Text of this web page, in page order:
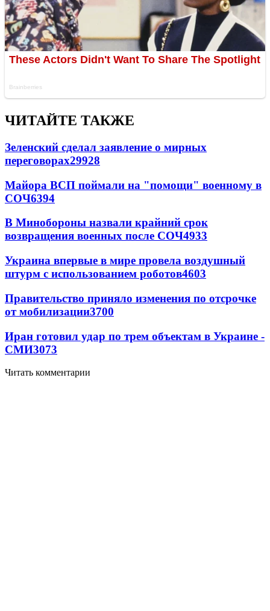
ЧИТАЙТЕ ТАКЖЕ
Зеленский сделал заявление о мирных
переговорах29928
Майора ВСП поймали на "помощи" военному в
СОЧ6394
В Минобороны назвали крайний срок
возвращения военных после СОЧ4933
Украина впервые в мире провела воздушный
штурм с использованием роботов4603
Правительство приняло изменения по отсрочке
от мобилизации3700
Иран готовил удар по трем объектам в Украине -
СМИ3073
Читать комментарии